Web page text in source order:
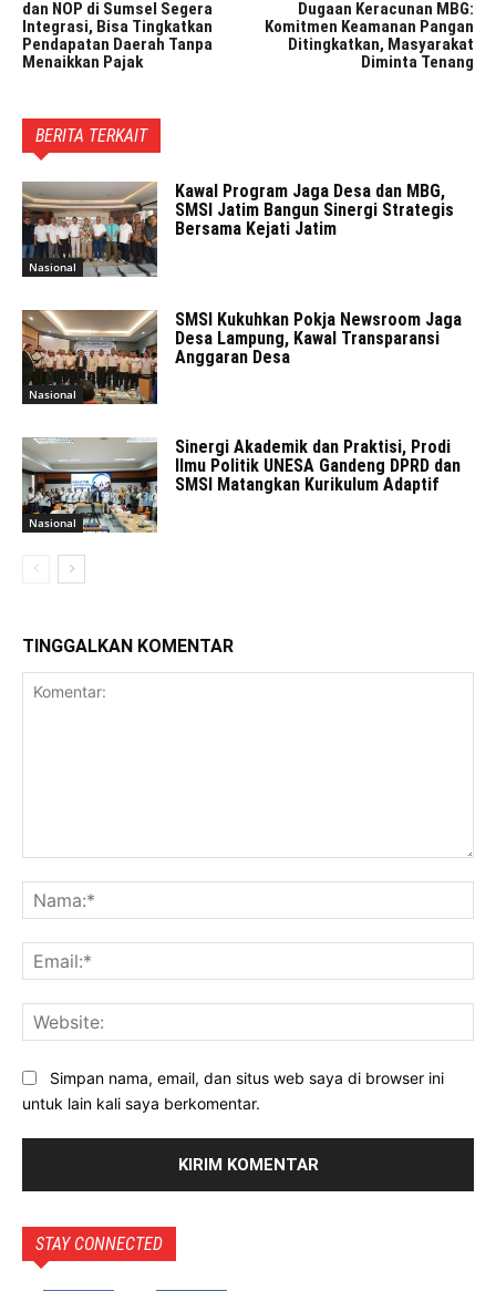
dan NOP di Sumsel Segera
Integrasi, Bisa Tingkatkan
Pendapatan Daerah Tanpa
Menaikkan Pajak
Dugaan Keracunan MBG:
Komitmen Keamanan Pangan
Ditingkatkan, Masyarakat
Diminta Tenang
BERITA TERKAIT
Nasional
Kawal Program Jaga Desa dan MBG,
SMSI Jatim Bangun Sinergi Strategis
Bersama Kejati Jatim
Nasional
SMSI Kukuhkan Pokja Newsroom Jaga
Desa Lampung, Kawal Transparansi
Anggaran Desa
Nasional
Sinergi Akademik dan Praktisi, Prodi
Ilmu Politik UNESA Gandeng DPRD dan
SMSI Matangkan Kurikulum Adaptif
TINGGALKAN KOMENTAR
Simpan nama, email, dan situs web saya di browser ini
untuk lain kali saya berkomentar.
STAY CONNECTED